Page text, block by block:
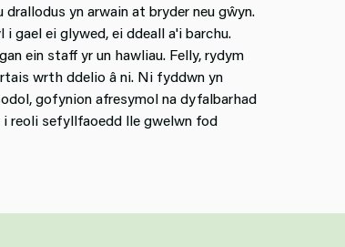
yn arwain at bryder neu gŵyn.
gael ei glywed, ei ddeall a'i barchu.
ein staff yr un hawliau. Felly, rydym
wrth ddelio â ni. Ni fyddwn yn
gofynion afresymol na dyfalbarhad
i reoli sefyllfaoedd lle gwelwn fod